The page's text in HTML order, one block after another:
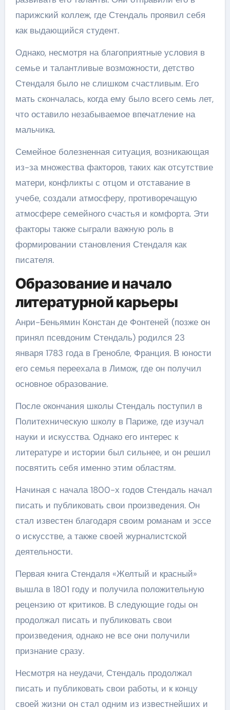
парижский коллеж, где Стендаль проявил себя
как выдающийся студент.
Однако, несмотря на благоприятные условия в
семье и талантливые возможности, детство
Стендаля было не слишком счастливым. Его
мать скончалась, когда ему было всего семь лет,
что оставило незабываемое впечатление на
мальчика.
Семейное болезненная ситуация, возникающая
из-за множества факторов, таких как отсутствие
матери, конфликты с отцом и отставание в
учебе, создали атмосферу, противоречащую
атмосфере семейного счастья и комфорта. Эти
факторы также сыграли важную роль в
формировании становления Стендаля как
писателя.
Образование и начало
литературной карьеры
Анри-Беньямин Констан де Фонтеней (позже он
принял псевдоним Стендаль) родился 23
января 1783 года в Гренобле, Франция. В юности
его семья переехала в Лимож, где он получил
основное образование.
После окончания школы Стендаль поступил в
Политехническую школу в Париже, где изучал
науки и искусства. Однако его интерес к
литературе и истории был сильнее, и он решил
посвятить себя именно этим областям.
Начиная с начала 1800-х годов Стендаль начал
писать и публиковать свои произведения. Он
стал известен благодаря своим романам и эссе
о искусстве, а также своей журналистской
деятельности.
Первая книга Стендаля «Желтый и красный»
вышла в 1801 году и получила положительную
рецензию от критиков. В следующие годы он
продолжал писать и публиковать свои
произведения, однако не все они получили
признание сразу.
Несмотря на неудачи, Стендаль продолжал
писать и публиковать свои работы, и к концу
своей жизни он стал одним из известнейших и